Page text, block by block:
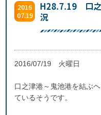
2016
07.19
H28.7.19 口之
況
2016/07/19 火曜日
口之津港～鬼池港を結ぶ
ているそうです。